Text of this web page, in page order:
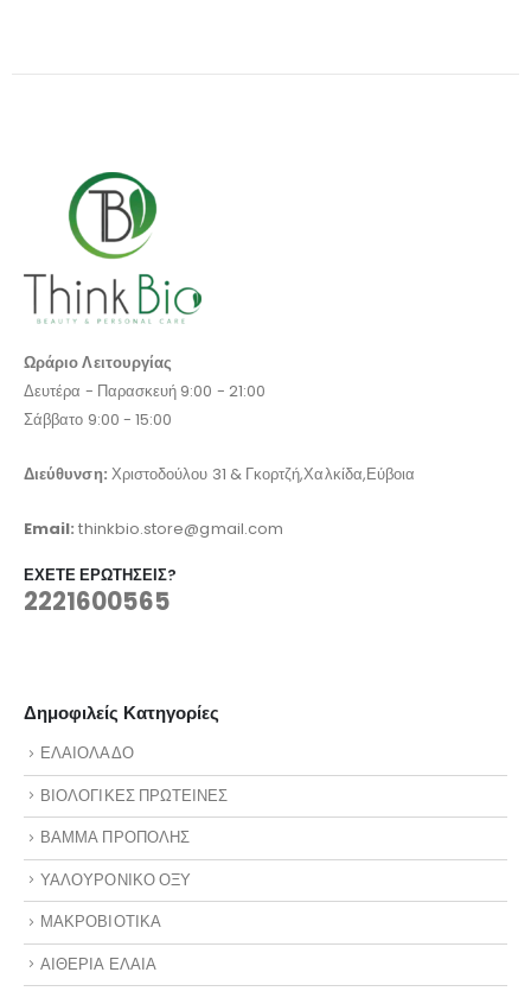
Ωράριο Λειτουργίας
Δευτέρα - Παρασκευή 9:00 - 21:00
Σάββατο 9:00 - 15:00
Διεύθυνση: Χριστοδούλου 31 & Γκορτζή,Χαλκίδα,Εύβοια
Email:thinkbio.store@gmail.com
ΈΧΕΤΕ ΕΡΩΤΉΣΕΙΣ?
2221600565
Δημοφιλείς Κατηγορίες
ΕΛΑΙΟΛΑΔΟ
ΒΙΟΛΟΓΙΚΕΣ ΠΡΩΤΕΙΝΕΣ
ΒΑΜΜΑ ΠΡΟΠΟΛΗΣ
ΥΑΛΟΥΡΟΝΙΚΟ ΟΞΥ
ΜΑΚΡΟΒΙΟΤΙΚΑ
ΑΙΘΕΡΙΑ ΕΛΑΙΑ